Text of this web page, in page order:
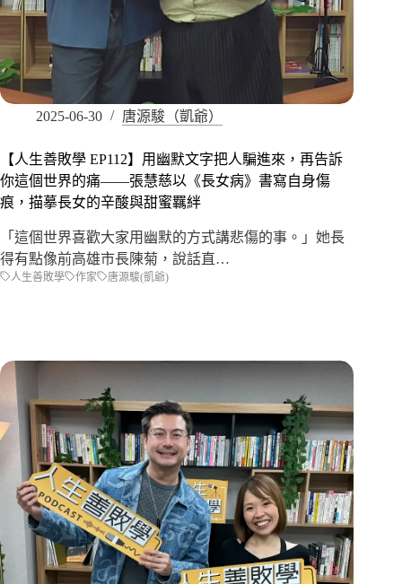
2025-06-30 唐源駿（凱爺）
【人生善敗學 EP112】用幽默文字把人騙進來，再告訴
你這個世界的痛——張慧慈以《長女病》書寫自身傷
痕，描摹長女的辛酸與甜蜜羈絆
「這個世界喜歡大家用幽默的方式講悲傷的事。」她長
得有點像前高雄市長陳菊，說話直…
人生善敗學 作家 唐源駿(凱爺)